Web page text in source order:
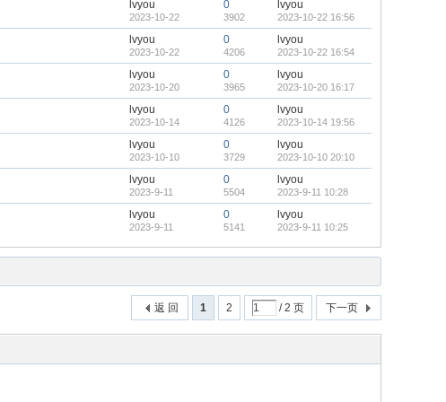
lvyou
2023-10-22
0
3902
lvyou
2023-10-22 16:56
lvyou
2023-10-22
0
4206
lvyou
2023-10-22 16:54
lvyou
2023-10-20
0
3965
lvyou
2023-10-20 16:17
lvyou
2023-10-14
0
4126
lvyou
2023-10-14 19:56
lvyou
2023-10-10
0
3729
lvyou
2023-10-10 20:10
lvyou
2023-9-11
0
5504
lvyou
2023-9-11 10:28
lvyou
2023-9-11
0
5141
lvyou
2023-9-11 10:25
1 2 / 2 页 下一页
返 回